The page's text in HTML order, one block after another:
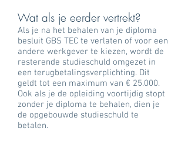
Wat als je eerder vertrekt?
Als je na het behalen van je diploma
besluit GBS TEC te verlaten of voor een
andere werkgever te kiezen, wordt de
resterende studieschuld omgezet in
een terugbetalingsverplichting. Dit
geldt tot een maximum van € 25.000.
Ook als je de opleiding voortijdig stopt
zonder je diploma te behalen, dien je
de opgebouwde studieschuld te
betalen.